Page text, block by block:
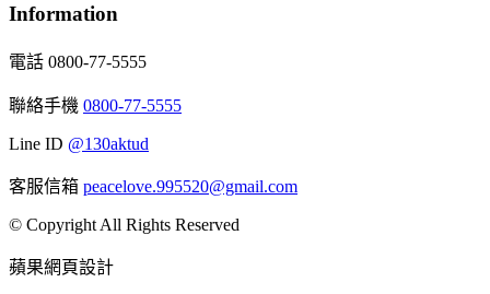
Information
電話 0800-77-5555
聯絡手機 0800-77-5555
Line ID @130aktud
客服信箱 peacelove.995520@gmail.com
© Copyright All Rights Reserved
蘋果網頁設計